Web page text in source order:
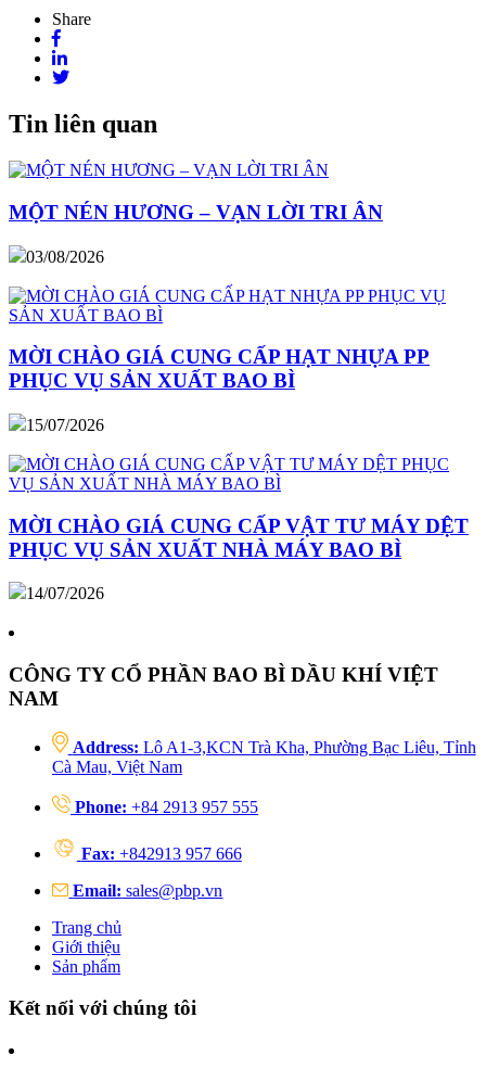
Share
Tin liên quan
MỘT NÉN HƯƠNG – VẠN LỜI TRI ÂN
03/08/2026
MỜI CHÀO GIÁ CUNG CẤP HẠT NHỰA PP
PHỤC VỤ SẢN XUẤT BAO BÌ
15/07/2026
MỜI CHÀO GIÁ CUNG CẤP VẬT TƯ MÁY DỆT
PHỤC VỤ SẢN XUẤT NHÀ MÁY BAO BÌ
14/07/2026
CÔNG TY CỔ PHẦN BAO BÌ DẦU KHÍ VIỆT
NAM
Address: Lô A1-3,KCN Trà Kha, Phường Bạc Liêu, Tỉnh
Cà Mau, Việt Nam
Phone: +84 2913 957 555
Fax: +842913 957 666
Email: sales@pbp.vn
Trang chủ
Giới thiệu
Sản phẩm
Kết nối với chúng tôi